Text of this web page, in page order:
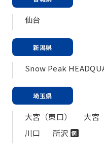
仙台
新潟県
Snow Peak
埼玉県
大宮（東口） 大宮
川口 所沢 個